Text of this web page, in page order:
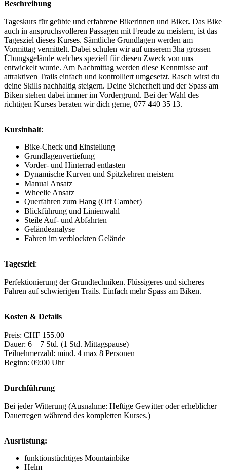
Beschreibung
Tageskurs für geübte und erfahrene Bikerinnen und Biker. Das Bike
auch in anspruchsvolleren Passagen mit Freude zu meistern, ist das
Tagesziel dieses Kurses. Sämtliche Grundlagen werden am
Vormittag vermittelt. Dabei schulen wir auf unserem 3ha grossen
Übungsgelände welches speziell für diesen Zweck von uns
entwickelt wurde. Am Nachmittag werden diese Kenntnisse auf
attraktiven Trails einfach und kontrolliert umgesetzt. Rasch wirst du
deine Skills nachhaltig steigern. Deine Sicherheit und der Spass am
Biken stehen dabei immer im Vordergrund. Bei der Wahl des
richtigen Kurses beraten wir dich gerne, 077 440 35 13.
Kursinhalt:
Bike-Check und Einstellung
Grundlagenvertiefung
Vorder- und Hinterrad entlasten
Dynamische Kurven und Spitzkehren meistern
Manual Ansatz
Wheelie Ansatz
Querfahren zum Hang (Off Camber)
Blickführung und Linienwahl
Steile Auf- und Abfahrten
Geländeanalyse
Fahren im verblockten Gelände
Tagesziel:
Perfektionierung der Grundtechniken. Flüssigeres und sicheres
Fahren auf schwierigen Trails. Einfach mehr Spass am Biken.
Kosten & Details
Preis: CHF 155.00
Dauer: 6 – 7 Std. (1 Std. Mittagspause)
Teilnehmerzahl: mind. 4 max 8 Personen
Beginn: 09:00 Uhr
Durchführung
Bei jeder Witterung (Ausnahme: Heftige Gewitter oder erheblicher
Dauerregen während des kompletten Kurses.)
Ausrüstung:
funktionstüchtiges Mountainbike
Helm